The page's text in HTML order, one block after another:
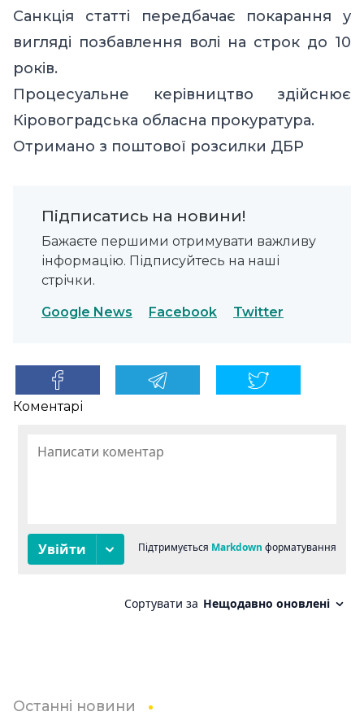
Санкція статті передбачає покарання у
вигляді позбавлення волі на строк до 10
років.
Процесуальне керівництво здійснює
Кіровоградська обласна прокуратура.
Отримано з поштової розсилки ДБР
Підписатись на новини!
Бажаєте першими отримувати важливу
інформацію. Підписуйтесь на наші
стрічки.
Google News Facebook Twitter
Коментарі
Останні новини